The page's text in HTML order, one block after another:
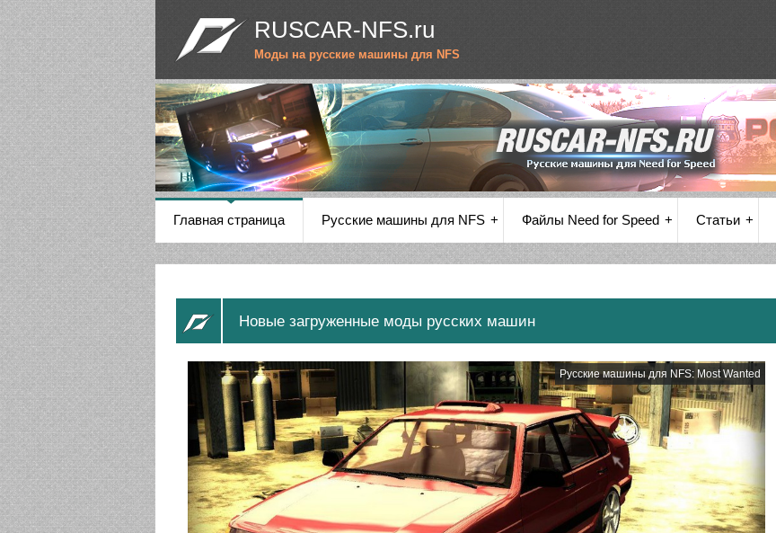
RUSCAR-NFS.ru
Моды на русские машины для NFS
Главная страница Русские машины для NFS Файлы Need for Speed Статьи
Новые загруженные моды русских машин
Русские машины для NFS: Most Wanted